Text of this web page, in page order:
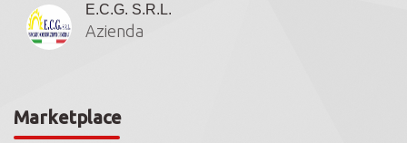
E.C.G. S.R.L.
Azienda
Marketplace